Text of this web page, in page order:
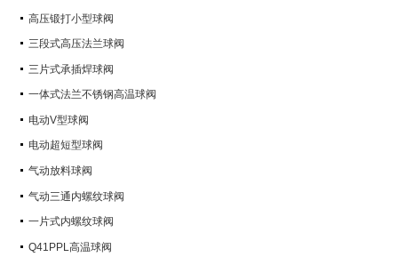
高压锻打小型球阀
三段式高压法兰球阀
三片式承插焊球阀
一体式法兰不锈钢高温球阀
电动V型球阀
电动超短型球阀
气动放料球阀
气动三通内螺纹球阀
一片式内螺纹球阀
Q41PPL高温球阀